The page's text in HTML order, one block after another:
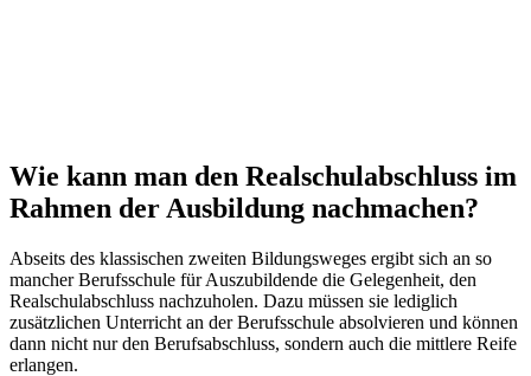
Wie kann man den Realschulabschluss im
Rahmen der Ausbildung nachmachen?
Abseits des klassischen zweiten Bildungsweges ergibt sich an so
mancher Berufsschule für Auszubildende die Gelegenheit, den
Realschulabschluss nachzuholen. Dazu müssen sie lediglich
zusätzlichen Unterricht an der Berufsschule absolvieren und können
dann nicht nur den Berufsabschluss, sondern auch die mittlere Reife
erlangen.